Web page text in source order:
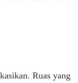
Ruas yang